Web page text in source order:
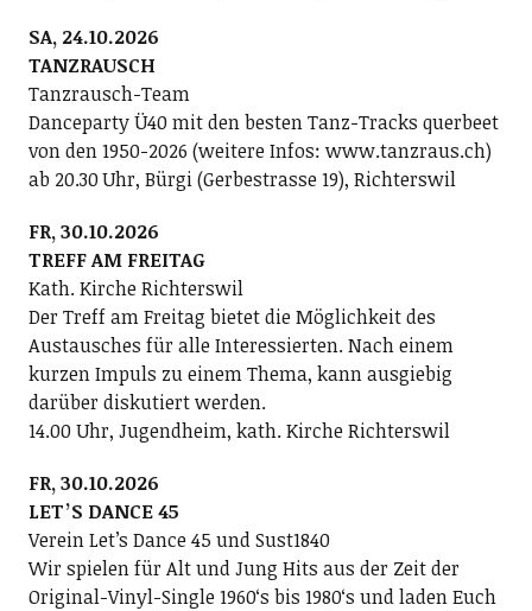
SA, 24.10.2026
TANZRAUSCH
Tanzrausch-Team
Danceparty Ü40 mit den besten Tanz-Tracks querbeet
von den 1950-2026 (weitere Infos: www.tanzraus.ch)
ab 20.30 Uhr, Bürgi (Gerbestrasse 19), Richterswil
FR, 30.10.2026
TREFF AM FREITAG
Kath. Kirche Richterswil
Der Treff am Freitag bietet die Möglichkeit des
Austausches für alle Interessierten. Nach einem
kurzen Impuls zu einem Thema, kann ausgiebig
darüber diskutiert werden.
14.00 Uhr, Jugendheim, kath. Kirche Richterswil
FR, 30.10.2026
LETʼS DANCE 45
Verein Letʼs Dance 45 und Sust1840
Wir spielen für Alt und Jung Hits aus der Zeit der
Original-Vinyl-Single 1960ʻs bis 1980ʻs und laden Euch